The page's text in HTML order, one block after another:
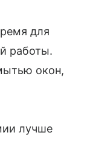
для
работы.
окон,
лучше